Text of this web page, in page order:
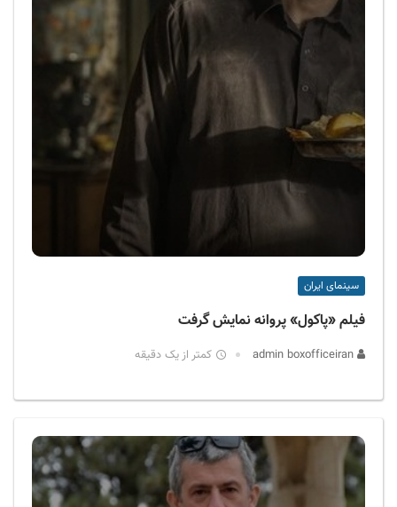
سینمای ایران
فیلم «پاکول» پروانه نمایش گرفت
کمتر از یک دقیقه